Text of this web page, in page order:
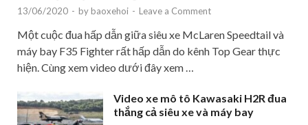
13/06/2020 - by baoxehoi - Leave a Comment
Một cuộc đua hấp dẫn giữa siêu xe McLaren Speedtail và
máy bay F35 Fighter rất hấp dẫn do kênh Top Gear thực
hiện. Cùng xem video dưới đây xem …
Video xe mô tô Kawasaki H2R đua
thắng cả siêu xe và máy bay